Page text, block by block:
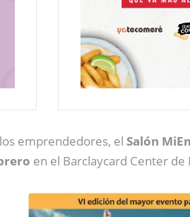
emprendedores, el Salón
en el Barclaycard Center de